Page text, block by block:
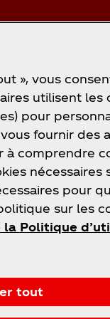
26™
coming
», vous
utilisent les
pour
fournir des
à comprendre
nécessaires
pour
sur les
la Politique
tout